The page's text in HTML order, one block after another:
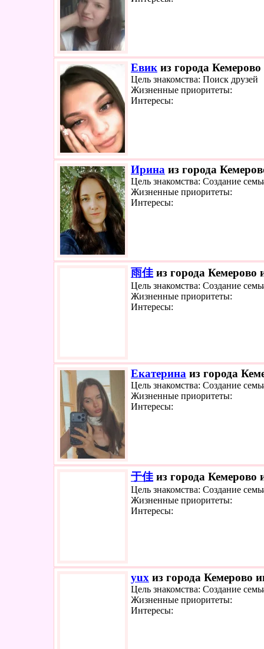
Евик из города
Цель знакомства: Поиск друзей
Жизненные приоритеты:
Интересы:
Ирина из города
Цель знакомства: Создание
Жизненные приоритеты:
Интересы:
雨佳 из города Кемерово
Цель знакомства: Создание
Жизненные приоритеты:
Интересы:
Екатерина из города
Цель знакомства: Создание
Жизненные приоритеты:
Интересы:
于佳 из города Кемерово
Цель знакомства: Создание
Жизненные приоритеты:
Интересы:
yux из города Кемерово
Цель знакомства: Создание
Жизненные приоритеты:
Интересы: